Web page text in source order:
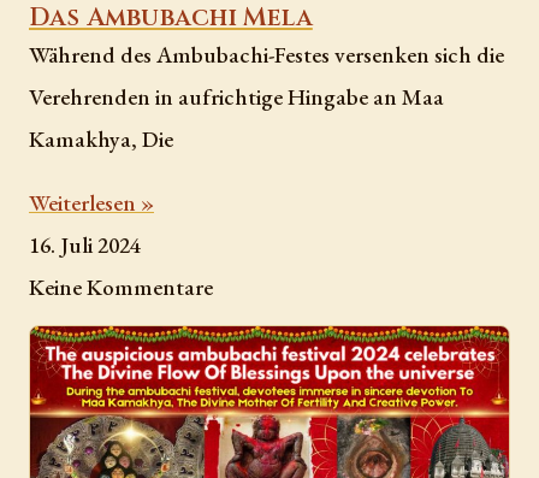
Das Ambubachi Mela
Während des Ambubachi-Festes versenken sich die
Verehrenden in aufrichtige Hingabe an Maa
Kamakhya, Die
Weiterlesen »
16. Juli 2024
Keine Kommentare